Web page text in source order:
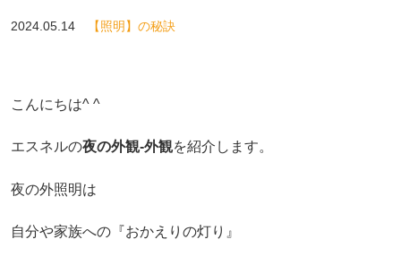
2024.05.14 【照明】の秘訣
こんにちは^ ^
エスネルの夜の外観-外観を紹介します。
夜の外照明は
自分や家族への『おかえりの灯り』